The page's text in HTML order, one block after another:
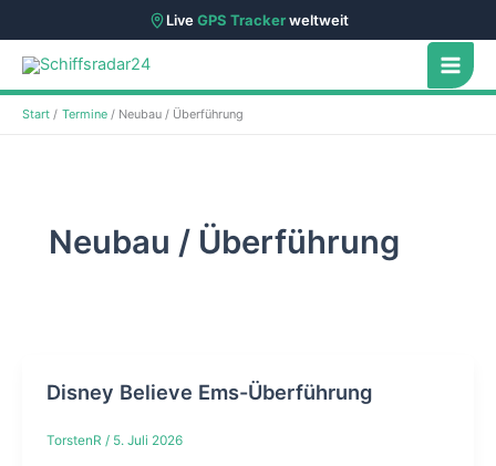
LiveGPS Trackerweltweit
Zum
Inhalt
springen
Start Termine Neubau / Überführung
Neubau / Überführung
Disney Believe Ems-Überführung
TorstenR / 5. Juli 2026